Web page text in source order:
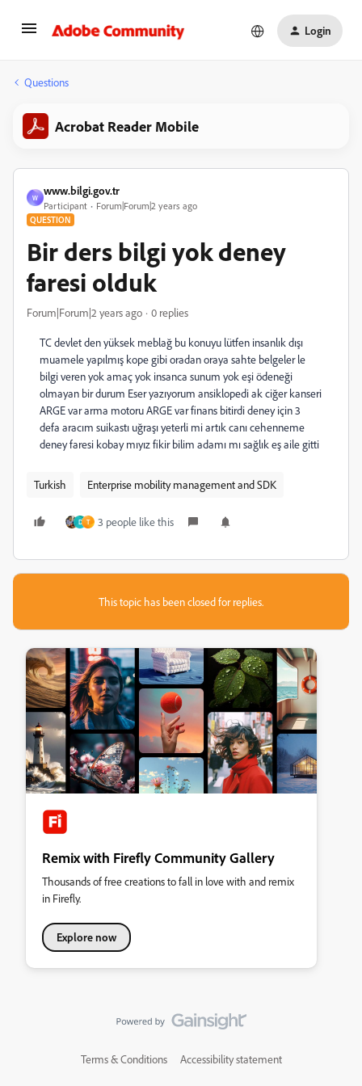
Login
Questions
Acrobat Reader Mobile
W
www.bilgi.gov.tr
Participant Forum|Forum|2 years ago
QUESTION
Bir ders bilgi yok deney
faresi olduk
Forum|Forum|2 years ago 0 replies
TC devlet den yüksek meblağ bu konuyu lütfen insanlık dışı
muamele yapılmış kope gibi oradan oraya sahte belgeler le
bilgi veren yok amaç yok insanca sunum yok eşi ödeneği
olmayan bir durum Eser yazıyorum ansiklopedi ak ciğer kanseri
ARGE var arma motoru ARGE var finans bitirdi deney için 3
defa aracım suikastı uğraşı yeterli mi artık canı cehenneme
deney faresi kobay mıyız fikir bilim adamı mı sağlık eş aile gitti
Turkish Enterprise mobility management and SDK
D T 3 people like this
This topic has been closed for replies.
Remix with Firefly Community Gallery
Thousands of free creations to fall in love with and remix
in Firefly.
Explore now
Terms & Conditions Accessibility statement